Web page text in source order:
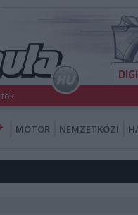
MOTOR NEMZETKÖZI